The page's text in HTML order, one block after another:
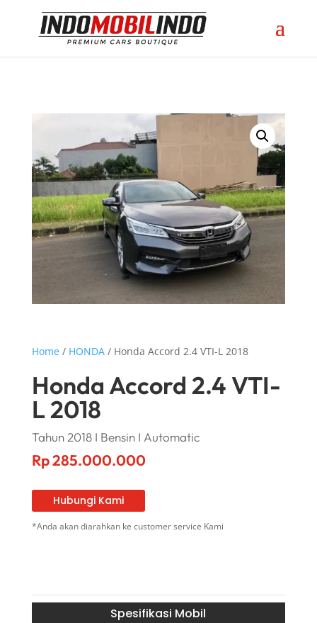
Home/ HONDA/ Honda Accord 2.4 VTI-L 2018
Honda Accord 2.4 VTI-
L 2018
Tahun 2018 I Bensin I Automatic
Rp285.000.000
Hubungi Kami
*Anda akan diarahkan ke customer service Kami
Spesifikasi Mobil